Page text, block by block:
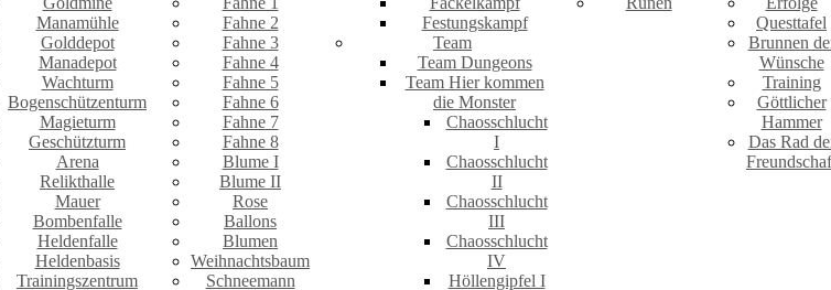
Manamühle
Golddepot
Manadepot
Wachturm
Bogenschützenturm
Magieturm
Geschützturm
Arena
Relikthalle
Mauer
Bombenfalle
Heldenfalle
Heldenbasis
Trainingszentrum
Fahne 2
Fahne 3
Fahne 4
Fahne 5
Fahne 6
Fahne 7
Fahne 8
Blume I
Blume II
Rose
Ballons
Blumen
Weihnachtsbaum
Schneemann
Festungskampf
Team
Team Dungeons
Team Hier kommen
die Monster
Chaosschlucht
I
Chaosschlucht
II
Chaosschlucht
III
Chaosschlucht
IV
Höllengipfel I
Questtafel
Brunnen
Wünsche
Training
Göttlicher
Hammer
Das Rad